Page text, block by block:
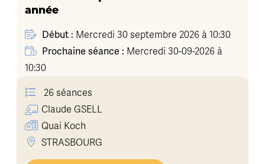
année
Début : Mercredi 30 septembre 2026 à 10:30
Prochaine séance : Mercredi 30-09-2026 à
10:30
26 séances
Claude GSELL
Quai Koch
STRASBOURG